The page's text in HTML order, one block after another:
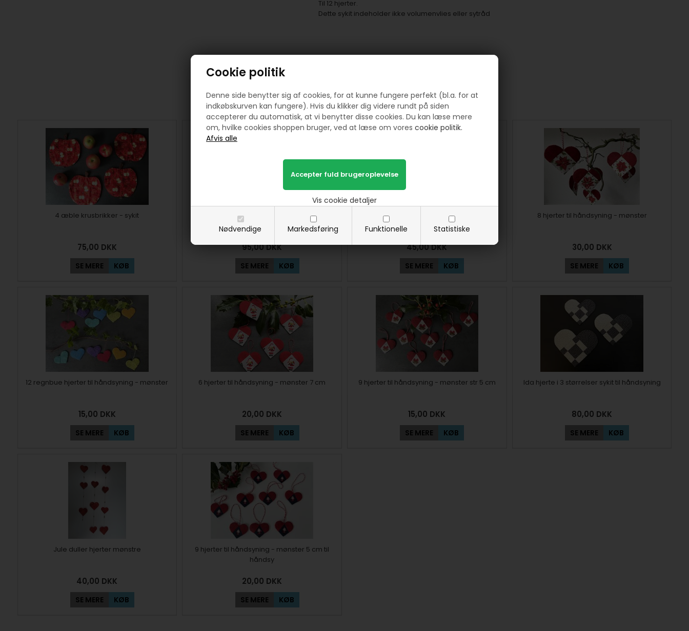
Cookie politik
Denne side benytter sig af cookies, for at kunne fungere perfekt (bl.a. for at
indkøbskurven kan fungere). Hvis du klikker dig videre rundt på siden
accepterer du automatisk, at vi benytter disse cookies. Du kan læse mere
om, hvilke cookies shoppen bruger, ved at læse om vores cookie politik.
Nødvendige Markedsføring Funktionelle Statistiske
Vis cookie detaljer
Til 12 hjerter.
Dette sykit indeholder ikke volumenvlies eller sytråd
4 æble krusbrikker - sykit
75,00 DKK
SE MERE KØB
Elisabeth 4 stk hjerte sykit
95,00DKK
SE MERE KØB
Stof sykit til sprællenisse
45,00DKK
SE MERE KØB
8 hjerter til håndsyning - mønster
30,00 DKK
SE MERE KØB
12 regnbue hjerter til håndsyning - mønster
15,00 DKK
SE MERE KØB
6 hjerter til håndsyning - mønster 7 cm
20,00 DKK
SE MERE KØB
9 hjerter til håndsyning - mønster str 5 cm
15,00 DKK
SE MERE KØB
Ida hjerte i 3 størrelser sykit til håndsyning
80,00 DKK
SE MERE KØB
Jule duller hjerter mønstre
40,00 DKK
SE MERE KØB
9 hjerter til håndsyning - mønster 5 cm til
håndsy
20,00 DKK
SE MERE KØB